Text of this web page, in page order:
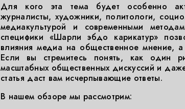
Для кого эта тема будет особенно
журналисты, художники, политологи,
медиакультурой и современными
специфики «Шарли эбдо карикатур»
влияния медиа на общественное мнение,
Если вы стремитесь понять, как один
масштабных общественных дискуссий и
статья даст вам исчерпывающие ответы.
В нашем обзоре мы рассмотрим: